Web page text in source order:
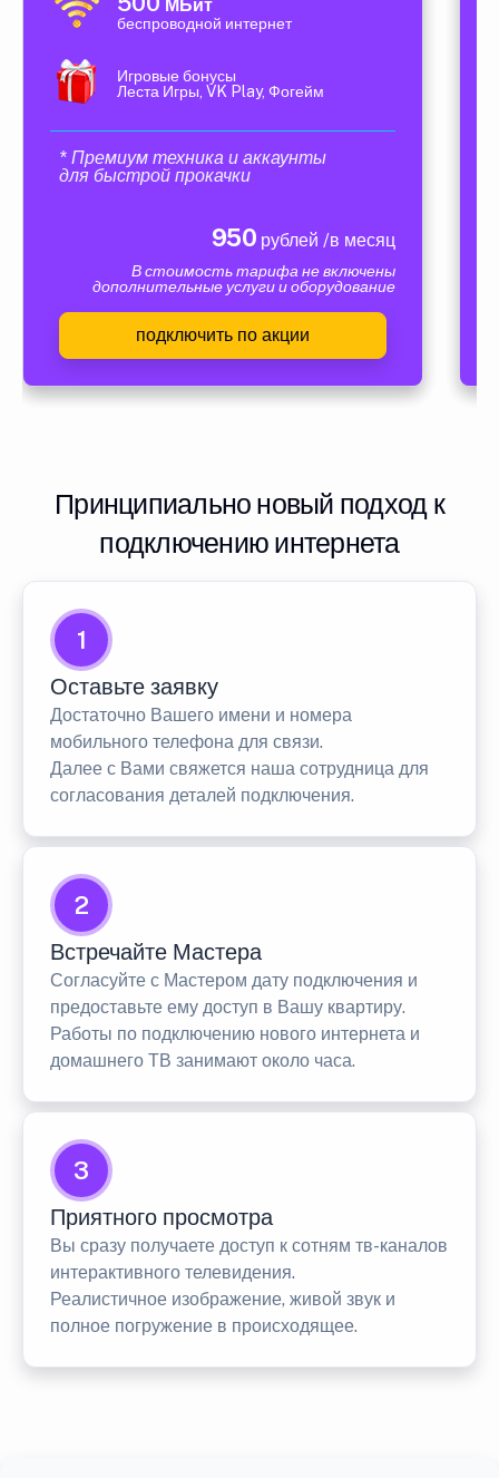
МБит
беспроводной интернет
Игровые бонусы
Леста Игры, VK Play, Фогейм
* Премиум техника и аккаунты
для быстрой прокачки
950 рублей /в месяц
В стоимость тарифа не включены
дополнительные услуги и оборудование
подключить по акции
Принципиально новый подход к
подключению интернета
1
Оставьте заявку
Достаточно Вашего имени и номера
мобильного телефона для связи.
Далее с Вами свяжется наша сотрудница для
согласования деталей подключения.
2
Встречайте Мастера
Согласуйте с Мастером дату подключения и
предоставьте ему доступ в Вашу квартиру.
Работы по подключению нового интернета и
домашнего ТВ занимают около часа.
3
Приятного просмотра
Вы сразу получаете доступ к сотням тв-каналов
интерактивного телевидения.
Реалистичное изображение, живой звук и
полное погружение в происходящее.